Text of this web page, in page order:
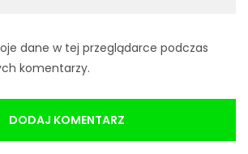
dane w tej przeglądarce podczas
komentarzy.